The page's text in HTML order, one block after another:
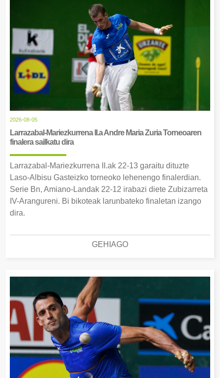
2026-08-05
Larrazabal-Mariezkurrena II.a Andre Maria Zuria Torneoaren
finalera sailkatu dira
Larrazabal-Mariezkurrena II.ak 22-13 garaitu dituzte
Laso-Albisu Gasteizko torneoko lehenengo finalerdian.
Serie Bn, Amiano-Landak 22-12 irabazi diete Zubizarreta
IV-Arangureni. Bi bikoteak larunbateko finaletan izango
dira.
GEHIAGO